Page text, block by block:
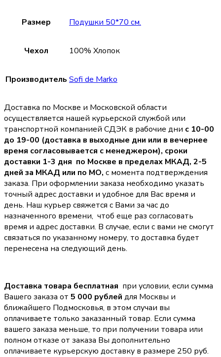
Размер Подушки 50*70 см.
Чехол 100% Хлопок
Производитель Sofi de Marko
Доставка по Москве и Московской области
осуществляется нашей курьерской службой или
транспортной компанией СДЭК в рабочие дни с 10-00
до 19-00 (доставка в выходные дни или в вечернее
время согласовывается с менеджером), сроки
доставки 1-3 дня по Москве в пределах МКАД, 2-5
дней за МКАД или по МО, с момента подтверждения
заказа. При оформлении заказа необходимо указать
точный адрес доставки и удобное для Вас время и
день. Наш курьер свяжется с Вами за час до
назначенного времени, чтоб еще раз согласовать
время и адрес доставки. В случае, если с вами не смогут
связаться по указанному номеру, то доставка будет
перенесена на следующий день.
Доставка товара бесплатная при условии, если сумма
Вашего заказа от 5 000 рублей для Москвы и
ближайшего Подмосковья, в этом случаи вы
оплачиваете только заказанный товар. Если сумма
вашего заказа меньше, то при получении товара или
полном отказе от заказа Вы дополнительно
оплачиваете курьерскую доставку в размере 250 руб.